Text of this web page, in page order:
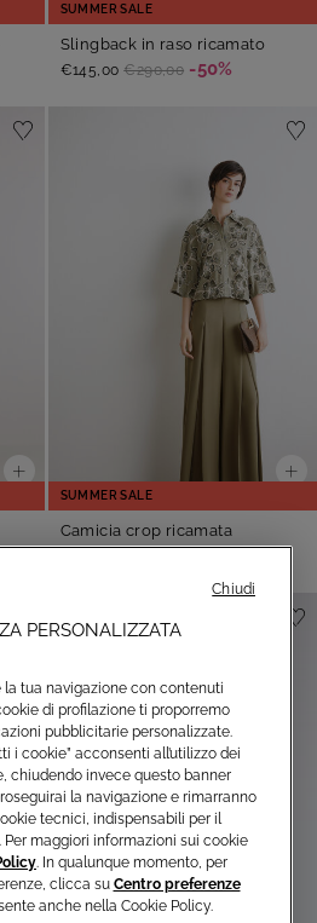
SUMMER SALE
Slingback in raso ricamato
€145,00 €290,00 -50%
SUMMER SALE
Camicia crop ricamata
PERSONALIZZATA
la tua navigazione con contenuti
di profilazione ti proporremo
pubblicitarie personalizzate.
i cookie” acconsenti all’utilizzo dei
chiudendo invece questo banner
la navigazione e rimarranno
tecnici, indispensabili per il
maggiori informazioni sui cookie
. In qualunque momento, per
clicca su Centro preferenze
anche nella Cookie Policy.
Chiudi